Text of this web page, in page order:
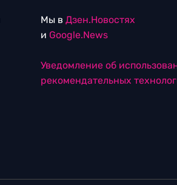
Мы в Дзен.Новостях
и Google.News
Уведомление об
рекомендательных